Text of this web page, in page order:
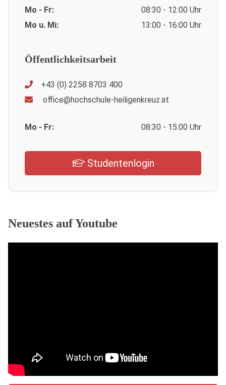
Mo - Fr:
08:30 - 12:00 Uhr
Mo u. Mi:
13:00 - 16:00 Uhr
Öffentlichkeitsarbeit
+43 (0) 2258 8703 400
office@hochschule-heiligenkreuz.at
Mo - Fr: 08:30 - 15:00 Uhr
Studentenlogin
Neuestes auf Youtube